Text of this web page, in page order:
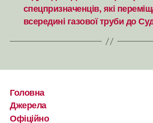
спецпризначенців, які
всередині газової труби до
Головна
Джерела
Офіційно